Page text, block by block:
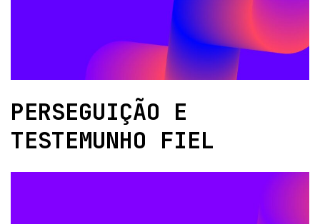
PERSEGUIÇÃO E
TESTEMUNHO FIEL